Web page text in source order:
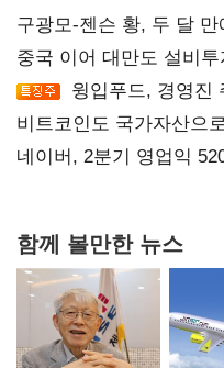
구광모-젠슨 황, 두 달
중국 이어 대만도 설비
윙입푸드, 경영진
비트코인도 국가자산으
숙제
네이버, 2분기 영업익
함께 볼만한 뉴스